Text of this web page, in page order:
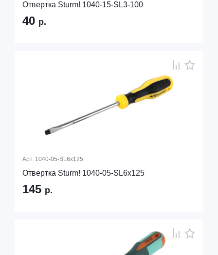
Отвертка Sturm! 1040-15-SL3-100
40 р.
Арт. 1040-05-SL6x125
Отвертка Sturm! 1040-05-SL6x125
145 р.